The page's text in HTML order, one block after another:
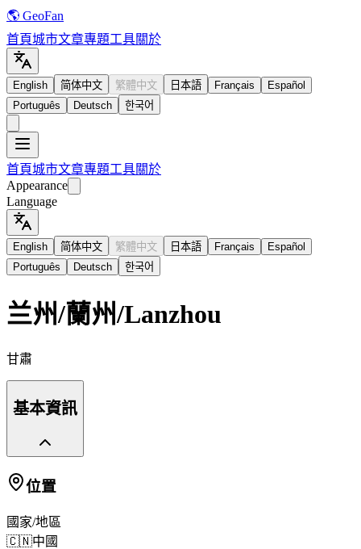
🌎 GeoFan
首頁城市文章專題工具關於
English 简体中文 繁體中文 日本語 Français
Español
Português
Deutsch 한국어
首頁城市文章專題工具關於
Appearance
Language
English 简体中文 繁體中文 日本語 Français
Español
Português
Deutsch 한국어
兰州/蘭州/Lanzhou
甘肅
基本資訊
位置
國家/地區
🇨🇳中國